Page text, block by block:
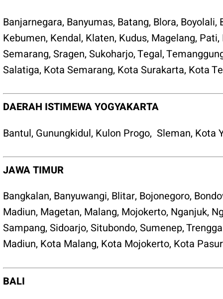
Banjarnegara, Banyumas, Batang, Blora, Boyolali,
Kebumen, Kendal, Klaten, Kudus, Magelang, Pati,
Semarang, Sragen, Sukoharjo,Tegal,
Salatiga, Kota Semarang, Kota Surakarta, Kota
DAERAH ISTIMEWA YOGYAKARTA
Bantul, Gunungkidul, Kulon Progo, Sleman, Kota
JAWA TIMUR
Bangkalan, Banyuwangi, Blitar, Bojonegoro,
Madiun, Magetan, Malang, Mojokerto, Nganjuk,
Sampang, Sidoarjo, Situbondo, Sumenep,
Madiun, Kota Malang, Kota Mojokerto, Kota
BALI